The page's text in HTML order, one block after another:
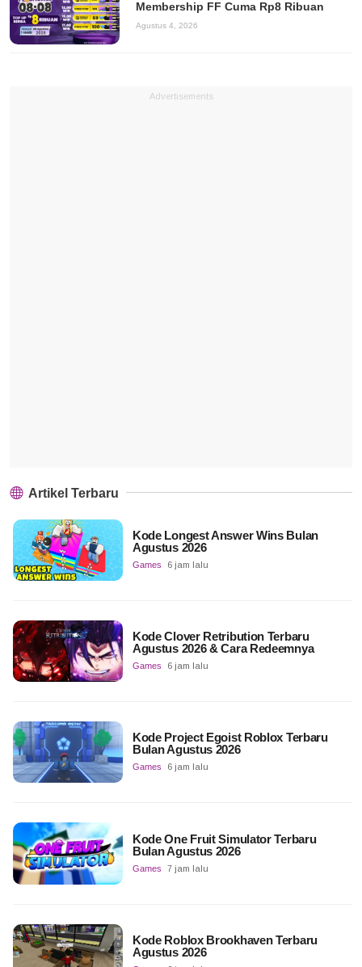
Membership FF Cuma Rp8 Ribuan
Agustus 4, 2026
Advertisements
Artikel Terbaru
Kode Longest Answer Wins Bulan
Agustus 2026
Games 6 jam lalu
Kode Clover Retribution Terbaru
Agustus 2026 & Cara Redeemnya
Games 6 jam lalu
Kode Project Egoist Roblox Terbaru
Bulan Agustus 2026
Games 6 jam lalu
Kode One Fruit Simulator Terbaru
Bulan Agustus 2026
Games 7 jam lalu
Kode Roblox Brookhaven Terbaru
Agustus 2026